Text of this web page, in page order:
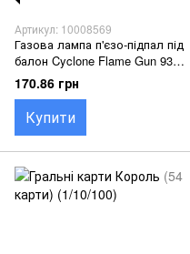
Артикул: 10008569
Газова лампа п'єзо-підпал під
балон Cyclone Flame Gun 930
(1/10/100)
170.86 грн
Купити